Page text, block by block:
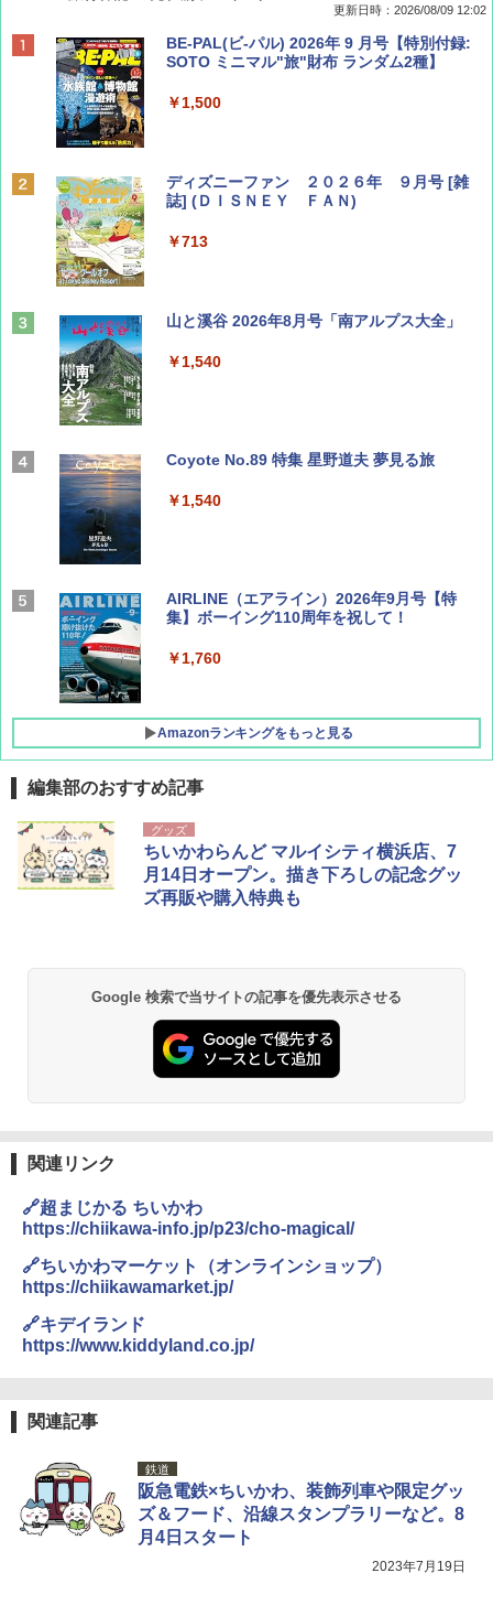
更新日時：2026/08/09 12:02
BE-PAL(ビ-パル) 2026年 9 月号【特別付録:
SOTO ミニマル"旅"財布 ランダム2種】
￥1,500
ディズニーファン ２０２６年 ９月号 [雑
誌] (ＤＩＳＮＥＹ ＦＡＮ)
￥713
山と溪谷 2026年8月号「南アルプス大全」
￥1,540
Coyote No.89 特集 星野道夫 夢見る旅
￥1,540
AIRLINE（エアライン）2026年9月号【特
集】ボーイング110周年を祝して！
￥1,760
Amazonランキングをもっと見る
地球の歩き方 スター・ウォーズ
￥2,695
￥2,079
A09 地球の歩き方 イタリア 2026～2027 地
A26 地球の歩き方 チェコ ポーランド スロヴ
ァキア 2026～2027 地球の歩き方A ヨーロッ
パ
[キャンパーズコレクション 山善] ポップアッ
プテント 傘みたいに広げて畳める パッとサ
ッとサンシェード キューブ フルクローズ メ
ッシュ 簡単設置 ワンタッチテント キャンプ
&ハイキング カーキ PATC-150(KH)
PYKES PEAK (パイクスピーク) 着替えテン
ト プライバシー テント 【中が透けない】 1
人用 折りたたみ 防災グッズ 災害用トイレ ビ
ーチ ピクニック ポップアップテント 携帯 簡
易 トイレテント (ブラック)
テント ワンタッチ RENEW 幅200 2-3人用 43
500002(89232)
￥5,999
広げるだけ パッとサッとテント ブラックコ
ーティング フルクローズ メッシュ 3-4人用
[キャンパーズコレクション 山善] 傘みたいに
広げるだけ パッとサッとテント キューブワ
イド ブラックコーティング フルクローズ メ
ッシュ 4人用 簡単設置 ポップアップテント P
GRANDOOR ステンレス保冷剤 2個セット 2
026リニューアル 急速冷凍 空間倍増 衛生的
コンパクト 保冷力長持ち
￥2,980
DEWEL パラソル 大型 ビーチ アウトドアパ
防水 UVカット 4段階高さ調整 軽量 収納袋付
き
￥6,459
付き ヒグマ・イノシシ対策 自治体・教育機
関の購入実績 登山・キャンプ・アウトドア・
防災用品 長期保存可能 緊急時用 日本国内発
￥3,680
ポインターライト 強力 小型 緑色/赤色/青紫色
￥1,180
HYREKK 八角形タープ 防水タープ 3×4.5m
ブラックラバーコーティング UPF50+ UVカ
ット 5000mm耐水圧 210D生地 遮光
編集部のおすすめ記事
グッズ
ちいかわらんど マルイシティ横浜店、7
月14日オープン。描き下ろしの記念グッ
ズ再販や購入特典も
Google 検索で当サイトの記事を優先表示させる
関連リンク
🔗超まじかる ちいかわ
https://chiikawa-info.jp/p23/cho-magical/
🔗ちいかわマーケット（オンラインショップ）
https://chiikawamarket.jp/
🔗キデイランド
https://www.kiddyland.co.jp/
関連記事
鉄道
阪急電鉄×ちいかわ、装飾列車や限定グッ
ズ＆フード、沿線スタンプラリーなど。8
月4日スタート
2023年7月19日